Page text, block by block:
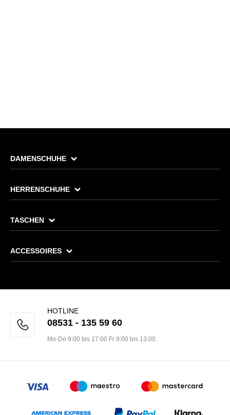
DAMENSCHUHE
HERRENSCHUHE
TASCHEN
ACCESSOIRES
HOTLINE
08531 - 135 59 60
Mo-Do 9:00 bis 17:00 Fr 9:00 bis 13:00